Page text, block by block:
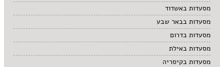
מסעדות באשדוד
מסעדות בבאר שבע
מסעדות בדרום
מסעדות באילת
מסעדות בקיסריה